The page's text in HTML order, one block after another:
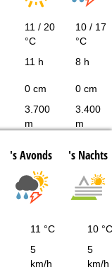
11 / 20
°C
10 / 17
°C
11 h 8 h
0 cm 0 cm
3.700
m
3.400
m
's Avonds 's Nachts
11 °C 10 °C
5
km/h
5
km/h